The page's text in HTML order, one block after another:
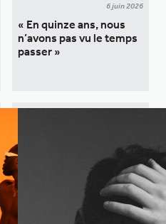
6 juin 2026
« En quinze ans, nous
n’avons pas vu le temps
passer »